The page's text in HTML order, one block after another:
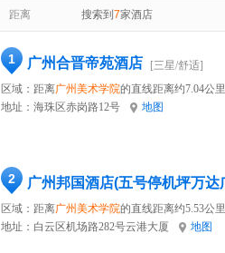
距离 搜索到 7家酒店
1 广州合晋帝苑酒店
[三星/舒适]
区域：距离广州美术学院的直线距离约7.04公里
地址： 海珠区赤岗路12号 地图
2 广州邦国酒店(五号停机坪万达
区域：距离广州美术学院的直线距离约5.53公里
地址： 白云区机场路282号云港大厦 地图